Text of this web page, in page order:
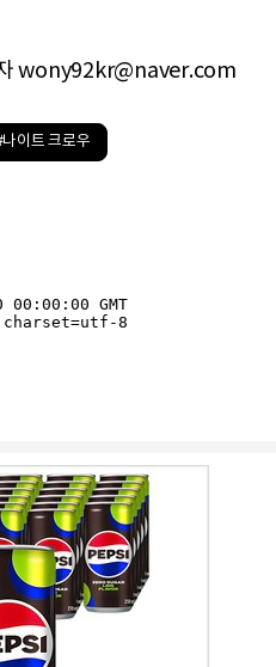
wony92kr@naver.com
나이트 크로우